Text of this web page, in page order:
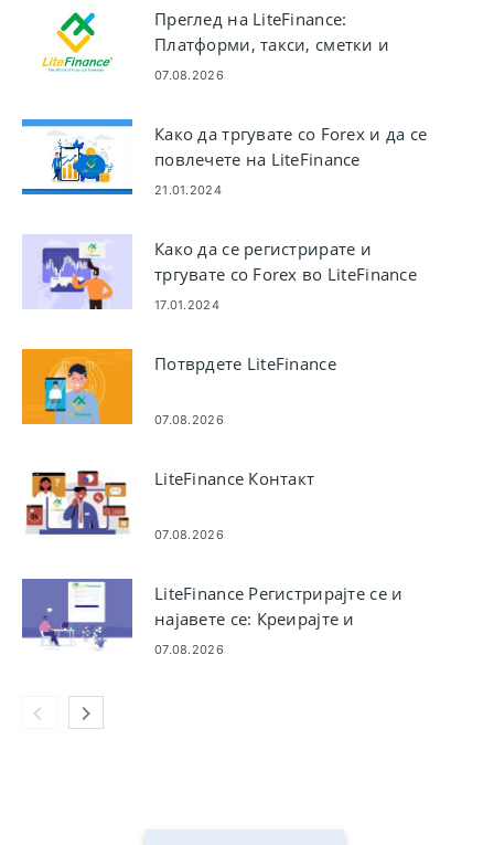
Преглед на LiteFinance:
Платформи, такси, сметки и
безбедност
07.08.2026
Како да тргувате со Forex и да се
повлечете на LiteFinance
21.01.2024
Како да се регистрирате и
тргувате со Forex во LiteFinance
17.01.2024
Потврдете LiteFinance
07.08.2026
LiteFinance Контакт
07.08.2026
LiteFinance Регистрирајте се и
најавете се: Креирајте и
пристапете до вашата сметка
07.08.2026